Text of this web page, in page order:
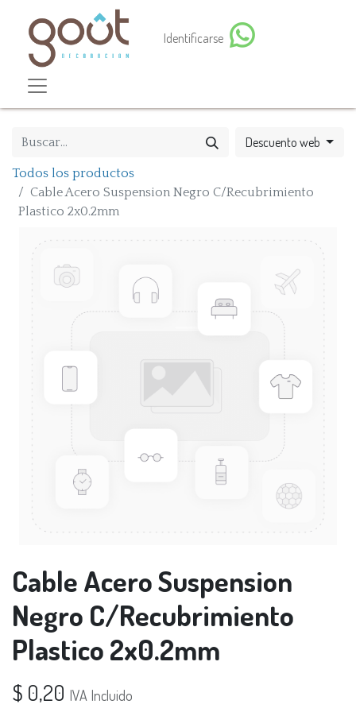
Identificarse
Descuento web
Todos los productos
Cable Acero Suspension Negro C/Recubrimiento
Plastico 2x0.2mm
Cable Acero Suspension
Negro C/Recubrimiento
Plastico 2x0.2mm
$ 0,20 IVA Incluido